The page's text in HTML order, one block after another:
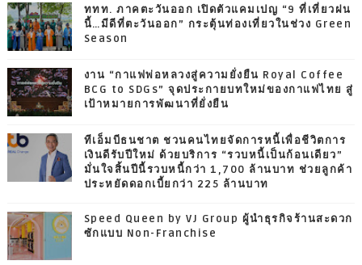
ททท. ภาคตะวันออก เปิดตัวแคมเปญ “9 ที่เที่ยวฝน
นี้…มีดีที่ตะวันออก” กระตุ้นท่องเที่ยวในช่วง Green
Season
งาน “กาแฟพ่อหลวงสู่ความยั่งยืน Royal Coffee
BCG to SDGs” จุดประกายบทใหม่ของกาแฟไทย สู่
เป้าหมายการพัฒนาที่ยั่งยืน
ทีเอ็มบีธนชาต ชวนคนไทยจัดการหนี้เพื่อชีวิตการ
เงินดีรับปีใหม่ ด้วยบริการ “รวบหนี้เป็นก้อนเดียว”
มั่นใจสิ้นปีนี้รวบหนี้กว่า 1,700 ล้านบาท ช่วยลูกค้า
ประหยัดดอกเบี้ยกว่า 225 ล้านบาท
Speed Queen by VJ Group ผู้นำธุรกิจร้านสะดวก
ซักแบบ Non-Franchise